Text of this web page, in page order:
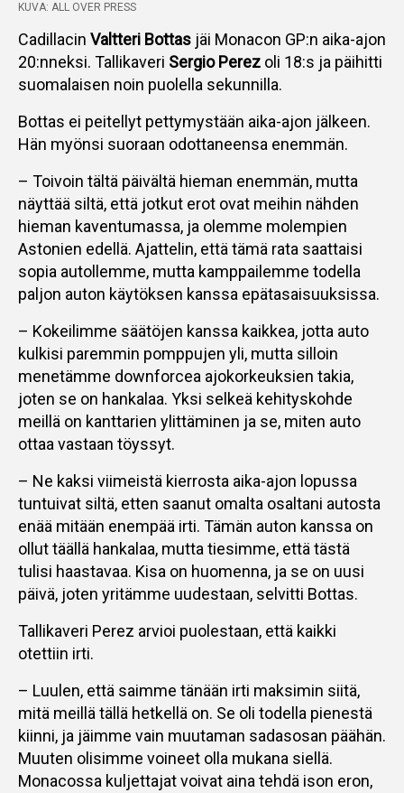
KUVA: ALL OVER PRESS
Cadillacin Valtteri Bottas jäi Monacon GP:n aika-ajon
20:nneksi. Tallikaveri Sergio Perez oli 18:s ja päihitti
suomalaisen noin puolella sekunnilla.
Bottas ei peitellyt pettymystään aika-ajon jälkeen.
Hän myönsi suoraan odottaneensa enemmän.
– Toivoin tältä päivältä hieman enemmän, mutta
näyttää siltä, että jotkut erot ovat meihin nähden
hieman kaventumassa, ja olemme molempien
Astonien edellä. Ajattelin, että tämä rata saattaisi
sopia autollemme, mutta kamppailemme todella
paljon auton käytöksen kanssa epätasaisuuksissa.
– Kokeilimme säätöjen kanssa kaikkea, jotta auto
kulkisi paremmin pomppujen yli, mutta silloin
menetämme downforcea ajokorkeuksien takia,
joten se on hankalaa. Yksi selkeä kehityskohde
meillä on kanttarien ylittäminen ja se, miten auto
ottaa vastaan töyssyt.
– Ne kaksi viimeistä kierrosta aika-ajon lopussa
tuntuivat siltä, etten saanut omalta osaltani autosta
enää mitään enempää irti. Tämän auton kanssa on
ollut täällä hankalaa, mutta tiesimme, että tästä
tulisi haastavaa. Kisa on huomenna, ja se on uusi
päivä, joten yritämme uudestaan, selvitti Bottas.
Tallikaveri Perez arvioi puolestaan, että kaikki
otettiin irti.
– Luulen, että saimme tänään irti maksimin siitä,
mitä meillä tällä hetkellä on. Se oli todella pienestä
kiinni, ja jäimme vain muutaman sadasosan päähän.
Muuten olisimme voineet olla mukana siellä.
Monacossa kuljettajat voivat aina tehdä ison eron,